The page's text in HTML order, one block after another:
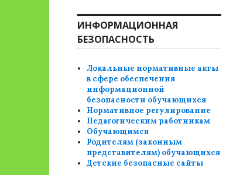
ИНФОРМАЦИОННАЯ
БЕЗОПАСНОСТЬ
Локальные нормативные акты
в сфере обеспечения
информационной
безопасности обучающихся
Нормативное регулирование
Педагогическим работникам
Обучающимся
Родителям (законным
представителям) обучающихся
Детские безопасные сайты